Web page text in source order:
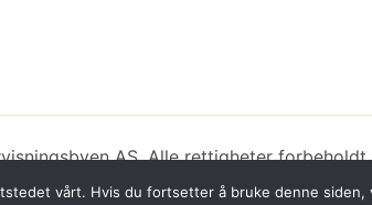
AS. Alle rettigheter forbeholdt.
er utviklet avWebco AS.
vårt. Hvis du fortsetter å bruke denne